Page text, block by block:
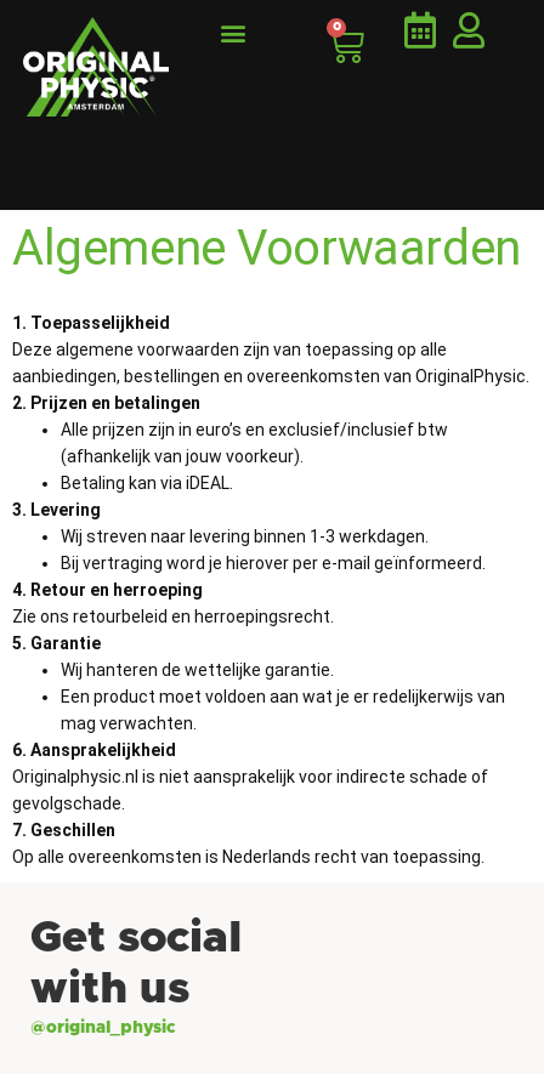
0
Algemene Voorwaarden
1. Toepasselijkheid
Deze algemene voorwaarden zijn van toepassing op alle
aanbiedingen, bestellingen en overeenkomsten van OriginalPhysic.
2. Prijzen en betalingen
Alle prijzen zijn in euro’s en exclusief/inclusief btw
(afhankelijk van jouw voorkeur).
Betaling kan via iDEAL.
3. Levering
Wij streven naar levering binnen 1-3 werkdagen.
Bij vertraging word je hierover per e-mail geïnformeerd.
4. Retour en herroeping
Zie ons retourbeleid en herroepingsrecht.
5. Garantie
Wij hanteren de wettelijke garantie.
Een product moet voldoen aan wat je er redelijkerwijs van
mag verwachten.
6. Aansprakelijkheid
Originalphysic.nl is niet aansprakelijk voor indirecte schade of
gevolgschade.
7. Geschillen
Op alle overeenkomsten is Nederlands recht van toepassing.
Get social
with us
@original_physic